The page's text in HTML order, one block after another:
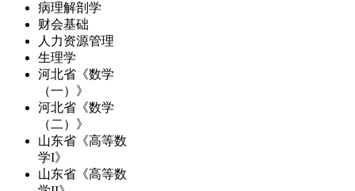
病理解剖学
财会基础
人力资源管理
生理学
河北省《数学
（一）》
河北省《数学
（二）》
山东省《高等数
学I》
山东省《高等数